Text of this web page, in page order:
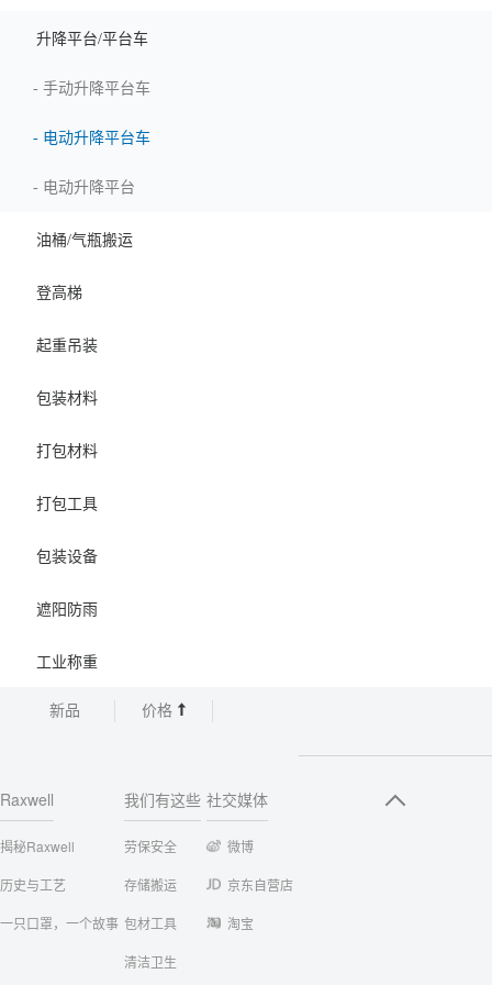
升降平台/平台车
- 手动升降平台车
- 电动升降平台车
- 电动升降平台
油桶/气瓶搬运
登高梯
起重吊装
包装材料
打包材料
打包工具
包装设备
遮阳防雨
工业称重
新品 价格
Raxwell
揭秘Raxwell
历史与工艺
一只口罩，一个故事
我们有这些
劳保安全
存储搬运
包材工具
清洁卫生
社交媒体
微博
京东自营店
淘宝